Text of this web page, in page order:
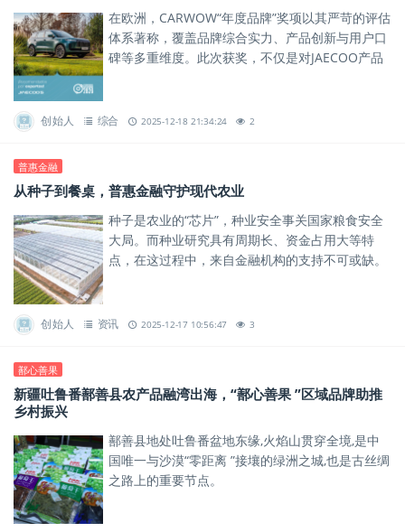
在欧洲，CARWOW“年度品牌”奖项以其严苛的评估
体系著称，覆盖品牌综合实力、产品创新与用户口
碑等多重维度。此次获奖，不仅是对JAECOO产品
创始人 综合 2025-12-18 21:34:24 2
普惠金融
从种子到餐桌，普惠金融守护现代农业
种子是农业的“芯片”，种业安全事关国家粮食安全
大局。而种业研究具有周期长、资金占用大等特
点，在这过程中，来自金融机构的支持不可或缺。
创始人 资讯 2025-12-17 10:56:47 3
鄯心善果
新疆吐鲁番鄯善县农产品融湾出海，“鄯心善果 ”区域品牌助推
乡村振兴
鄯善县地处吐鲁番盆地东缘,火焰山贯穿全境,是中
国唯一与沙漠“零距离 ”接壤的绿洲之城,也是古丝绸
之路上的重要节点。